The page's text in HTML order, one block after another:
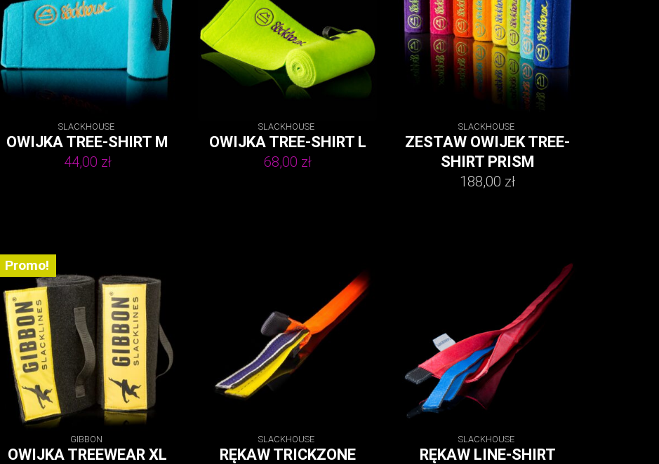
SLACKHOUSE
OWIJKA TREE-SHIRT M
44,00 zł
SLACKHOUSE
OWIJKA TREE-SHIRT L
68,00 zł
SLACKHOUSE
ZESTAW OWIJEK TREE-
SHIRT PRISM
188,00 zł
Promo!
GIBBON
OWIJKA TREEWEAR XL
SLACKHOUSE
RĘKAW TRICKZONE
SLACKHOUSE
RĘKAW LINE-SHIRT